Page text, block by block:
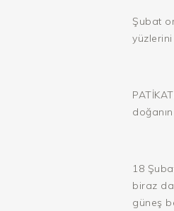
Şubat
yüzlerini
doğanın
18
biraz
güneş